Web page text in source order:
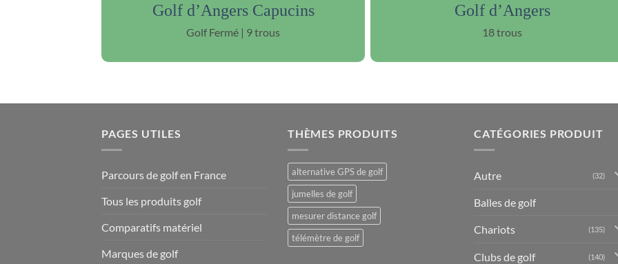
Golf d’Angers Capucins
Golf Fermé | 9 trous
Golf d’Angers
18 trous
PAGES UTILES
Parcours de golf en France
Tous les produits golf
Comparatifs matériel
Marques de golf
THÈMES PRODUITS
alternative GPS de golf
jumelles de golf
mesurer distance golf
télémètre de golf
CATÉGORIES PRODUIT
Autre (32)
Balles de golf
Chariots (135)
Clubs de golf (140)